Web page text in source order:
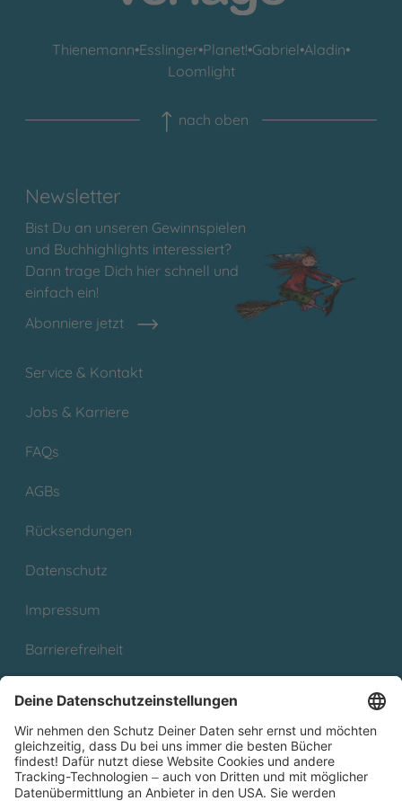
Thienemann•Esslinger•Planet!•Gabriel•Aladin•
Loomlight
nach oben
Newsletter
Bist Du an unseren Gewinnspielen
und Buchhighlights interessiert?
Dann trage Dich hier schnell und
einfach ein!
Abonniere jetzt
Service & Kontakt
Jobs & Karriere
FAQs
AGBs
Rücksendungen
Datenschutz
Impressum
Barrierefreiheit
Partnerprogramm (Affiliate)
Folge uns auf